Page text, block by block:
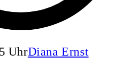
UhrDiana Ernst